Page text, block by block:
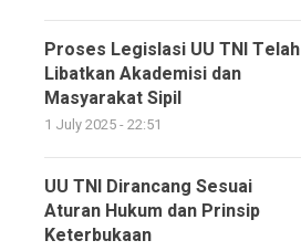
Proses Legislasi UU TNI Telah
Libatkan Akademisi dan
Masyarakat Sipil
1 July 2025 - 22:51
UU TNI Dirancang Sesuai
Aturan Hukum dan Prinsip
Keterbukaan